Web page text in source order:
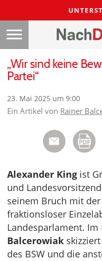
„Wir sind keine
Partei“
23. Mai 2025 um 9:00
Ein Artikel von Rainer
Alexander King ist
und
seinem Bruch mit
fraktionsloser
Landesparlament.
Balcerowiak
des BSW und die